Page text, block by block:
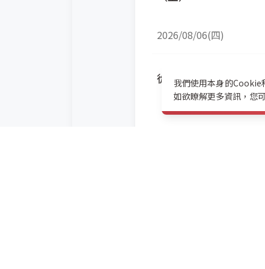
2026/08/06(四)
從傳統產業走進半導
我們使用本身的Cookie
如欲瞭解更多資訊，您